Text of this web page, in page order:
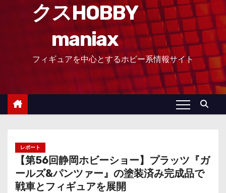
クスHOBBY
maniax
フィギュアを中心とするホビー系情報サイト
レポート
【第56回静岡ホビーショー】プラッツ『ガ
ールズ&パンツァー』の塗装済み完成品で
戦車とフィギュアを展開